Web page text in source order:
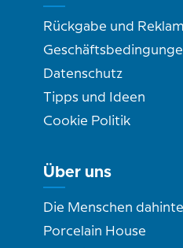
Rückgabe und
Datenschutz
Tipps und Ideen
Cookie Politik
Über uns
Die Menschen
Porcelain House